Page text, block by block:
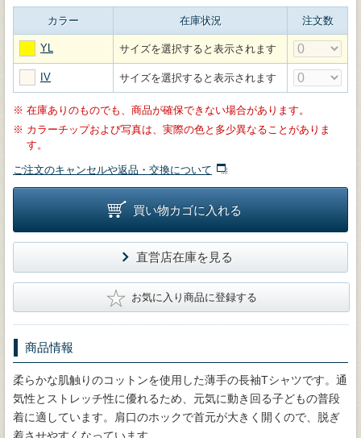
カラー 在庫状況 注文数
YL サイズを選択すると表示されます
IV サイズを選択すると表示されます
※ 在庫ありのものでも、商品が確保できない場合があります。
※ カラーチップおよび写真は、実際の色と多少異なることがありま
す。
ご注文のキャンセルや返品・交換について
買い物カゴに入れる
直営店在庫を見る
★ お気に入り商品に登録する
商品情報
柔らかな肌触りのコットンを使用した薄手の長袖Tシャツです。通
気性とストレッチ性に優れるため、元気に動き回る子どもの普段
着に適しています。肩口のホックで首元が大きく開くので、脱ぎ
着させやすくなっています。